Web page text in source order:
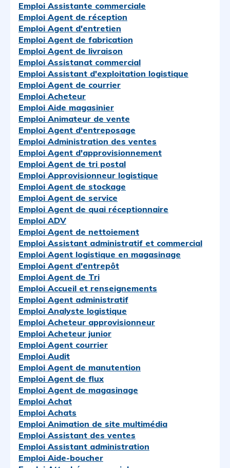
Emploi Assistante commerciale
Emploi Agent de réception
Emploi Agent d'entretien
Emploi Agent de fabrication
Emploi Agent de livraison
Emploi Assistanat commercial
Emploi Assistant d'exploitation logistique
Emploi Agent de courrier
Emploi Acheteur
Emploi Aide magasinier
Emploi Animateur de vente
Emploi Agent d'entreposage
Emploi Administration des ventes
Emploi Agent d'approvisionnement
Emploi Agent de tri postal
Emploi Approvisionneur logistique
Emploi Agent de stockage
Emploi Agent de service
Emploi Agent de quai réceptionnaire
Emploi ADV
Emploi Agent de nettoiement
Emploi Assistant administratif et commercial
Emploi Agent logistique en magasinage
Emploi Agent d'entrepôt
Emploi Agent de Tri
Emploi Accueil et renseignements
Emploi Agent administratif
Emploi Analyste logistique
Emploi Acheteur approvisionneur
Emploi Acheteur junior
Emploi Agent courrier
Emploi Audit
Emploi Agent de manutention
Emploi Agent de flux
Emploi Agent de magasinage
Emploi Achat
Emploi Achats
Emploi Animation de site multimédia
Emploi Assistant des ventes
Emploi Assistant administration
Emploi Aide-boucher